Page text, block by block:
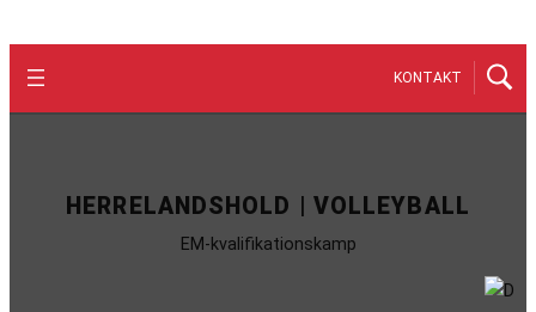
KONTAKT
HERRELANDSHOLD | VOLLEYBALL
EM-kvalifikationskamp